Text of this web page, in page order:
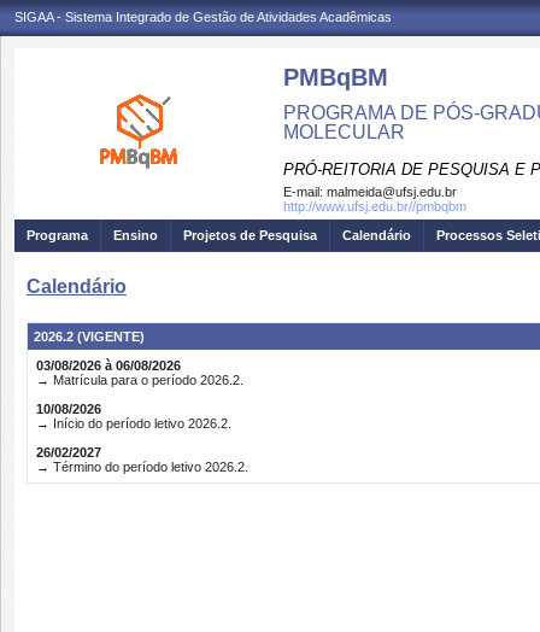
SIGAA - Sistema Integrado de Gestão de Atividades Acadêmicas
PMBqBM
PROGRAMA DE PÓS-
MOLECULAR
PRÓ-REITORIA DE PESQUISA E
E-mail: malmeida@ufsj.edu.br
http://www.ufsj.edu.br//pmbqbm
Programa
Ensino Projetos de Pesquisa Calendário Processos
Calendário
2026.2 (VIGENTE)
03/08/2026 à 06/08/2026
→ Matrícula para o período 2026.2.
10/08/2026
→ Início do período letivo 2026.2.
26/02/2027
→ Término do período letivo 2026.2.